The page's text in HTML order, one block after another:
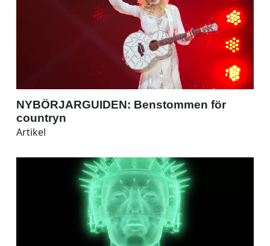
NYBÖRJARGUIDEN: Benstommen för
countryn
Artikel